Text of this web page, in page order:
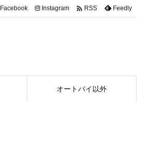
オートバイ以外
Facebook Instagram  RSS Feedly